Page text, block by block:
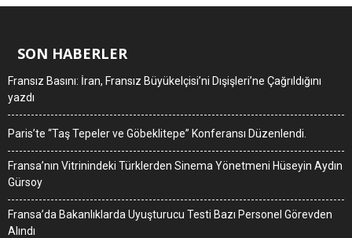
SON HABERLER
Fransız Basını: İran, Fransız Büyükelçisi’ni Dışişleri’ne Çağrıldığını
yazdı
Paris’te “Taş Tepeler ve Göbeklitepe” Konferansı Düzenlendi.
Fransa’nın Vitrinindeki Türklerden Sinema Yönetmeni Hüseyin Aydın
Gürsoy
Fransa’da Bakanlıklarda Uyuşturucu Testi Bazı Personel Görevden
Alındı